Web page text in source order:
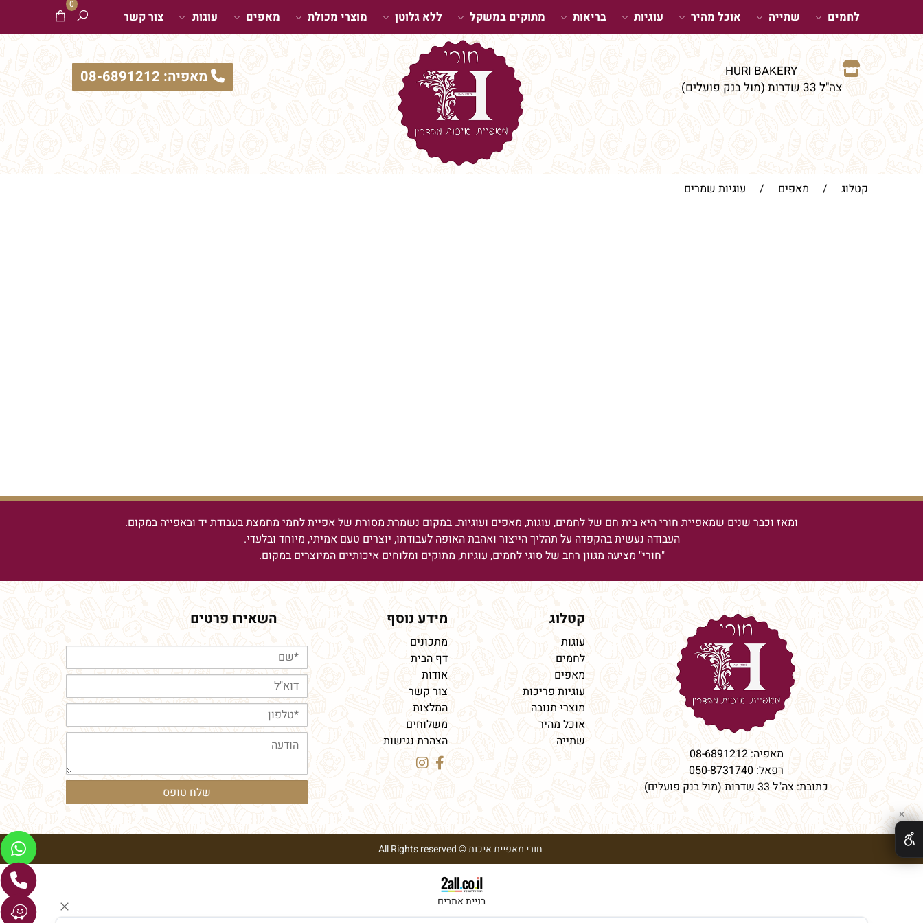
HURI BAKERY
צה"ל 33 שדרות (מול בנק פועלים)
מאפיה: 08-6891212
0
לחמים שתייה אוכל מהיר עוגיות בריאות מתוקים במשקל ללא גלוטן מוצרי מכולת מאפים עוגות צור קשר
קטלוג / מאפים / עוגיות שמרים
ומאז וכבר שנים שמאפיית חורי היא בית חם של לחמים, עוגות, מאפים ועוגיות. במקום נשמרת מסורת של אפיית לחמי מחמצת בעבודת יד ובאפייה במקום.
העבודה נעשית בהקפדה על תהליך הייצור ואהבת האופה לעבודתו, יוצרים טעם אמיתי, מיוחד ובלעדי.
"חורי" מציעה מגוון רחב של סוגי לחמים, עוגיות, מתוקים ומלוחים איכותיים המיוצרים במקום.
מאפיה:08-6891212
רפאל: 050-8731740
כתובת: צה"ל 33 שדרות (מול בנק פועלים)
קטלוג
עוגות
לחמים
מאפים
עוגיות פריכות
מוצרי תנובה
אוכל מהיר
שתייה
מידע נוסף
מתכונים
דף הבית
אודות
צור קשר
המלצות
משלוחים
הצהרת נגישות
השאירו פרטים
חורי מאפיית איכות © All Rights reserved
בניית אתרים
✕